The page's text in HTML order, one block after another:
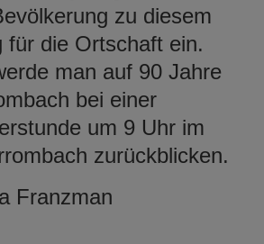
zu diesem
für die Ortschaft ein.
man auf 90 Jahre
bei einer
um 9 Uhr im
zurückblicken.
Franzman